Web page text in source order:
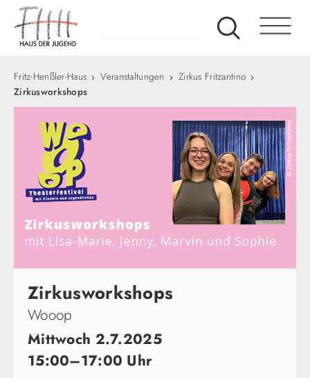
Fritz-Henßler-Haus Veranstaltungen
Zirkus Fritzantino
Zirkusworkshops
Zirkusworkshops
Wooop
Mittwoch 2.7.2025
15:00–17:00 Uhr